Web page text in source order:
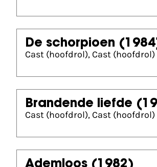
De schorpioen
Cast (hoofdrol), Cast (hoofdrol)
Brandende liefde
Cast (hoofdrol), Cast (hoofdrol)
Ademloos (1982)